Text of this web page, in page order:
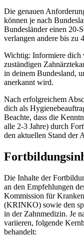
Die genauen
können je nach
Bundesländer einen 20-
verlangen andere bis zu
Wichtig: Informiere dich
zuständigen
in deinem Bundesland,
anerkannt wird.
Nach erfolgreichem
dich als
Beachte, dass die
alle 2-3 Jahre) durch
den aktuellen Stand der
Die Inhalte der
an den Empfehlungen
Kommission für
(KRINKO) sowie den
in der Zahnmedizin. Je
variieren, folgende
behandelt: